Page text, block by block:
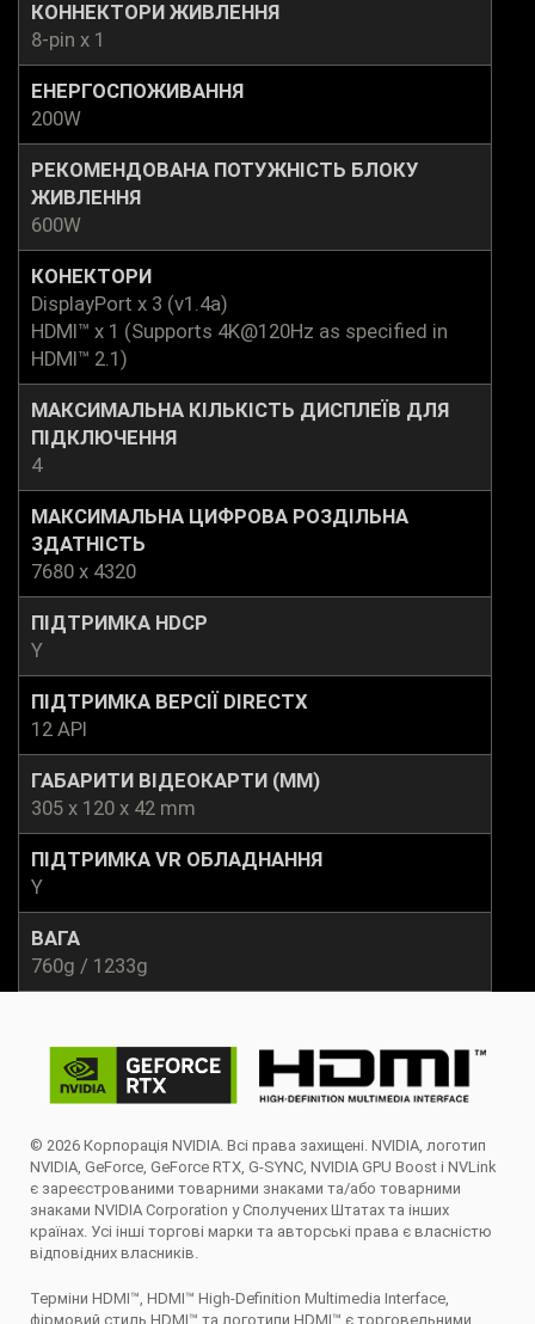
КОННЕКТОРИ ЖИВЛЕННЯ
8-pin x 1
ЕНЕРГОСПОЖИВАННЯ
200W
РЕКОМЕНДОВАНА ПОТУЖНІСТЬ БЛОКУ
ЖИВЛЕННЯ
600W
КОНЕКТОРИ
DisplayPort x 3 (v1.4a)
HDMI™ x 1 (Supports 4K@120Hz as specified in
HDMI™ 2.1)
МАКСИМАЛЬНА КІЛЬКІСТЬ ДИСПЛЕЇВ ДЛЯ
ПІДКЛЮЧЕННЯ
4
МАКСИМАЛЬНА ЦИФРОВА РОЗДІЛЬНА
ЗДАТНІСТЬ
7680 x 4320
ПІДТРИМКА HDCP
Y
ПІДТРИМКА ВЕРСІЇ DIRECTX
12 API
ГАБАРИТИ ВІДЕОКАРТИ (ММ)
305 x 120 x 42 mm
ПІДТРИМКА VR ОБЛАДНАННЯ
Y
ВАГА
760g / 1233g
© 2026 Корпорація NVIDIA. Всі права захищені. NVIDIA, логотип
NVIDIA, GeForce, GeForce RTX, G-SYNC, NVIDIA GPU Boost і NVLink
є зареєстрованими товарними знаками та/або товарними
знаками NVIDIA Corporation у Сполучених Штатах та інших
країнах. Усі інші торгові марки та авторські права є власністю
відповідних власників.
Терміни HDMI™, HDMI™ High-Definition Multimedia Interface,
фірмовий стиль HDMI™ та логотипи HDMI™ є торговельними